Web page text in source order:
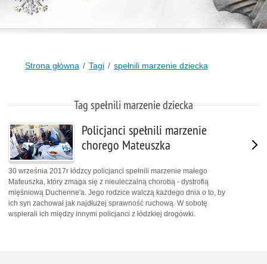
Strona główna Tagi spełnili marzenie dziecka
Tag spełnili marzenie dziecka
Policjanci spełnili marzenie
chorego Mateuszka
30 września 2017r łódzcy policjanci spełnili marzenie małego
Mateuszka, który zmaga się z nieuleczalną chorobą - dystrofią
mięśniową Duchenne'a. Jego rodzice walczą każdego dnia o to, by
ich syn zachował jak najdłużej sprawność ruchową. W sobotę
wspierali ich między innymi policjanci z łódzkiej drogówki.